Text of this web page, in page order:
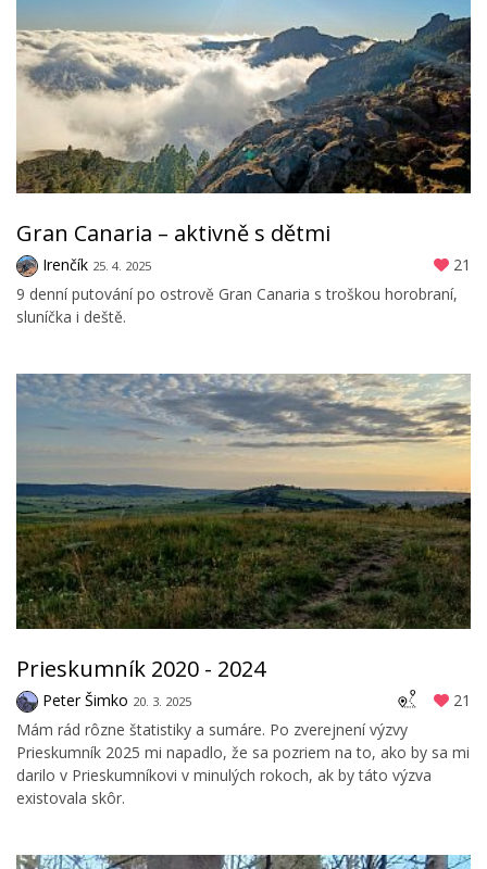
Gran Canaria – aktivně s dětmi
Irenčík 25. 4. 2025
21
9 denní putování po ostrově Gran Canaria s troškou horobraní,
sluníčka i deště.
Prieskumník 2020 - 2024
Peter Šimko 20. 3. 2025
21
Mám rád rôzne štatistiky a sumáre. Po zverejnení výzvy
Prieskumník 2025 mi napadlo, že sa pozriem na to, ako by sa mi
darilo v Prieskumníkovi v minulých rokoch, ak by táto výzva
existovala skôr.